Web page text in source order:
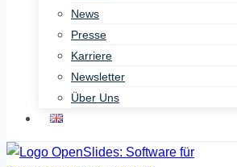
News
Presse
Karriere
Newsletter
Über Uns